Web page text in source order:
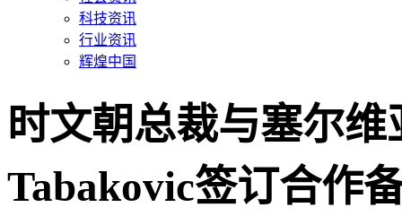
科技资讯
行业资讯
辉煌中国
时文朝总裁与塞尔
Tabakovic签订合作